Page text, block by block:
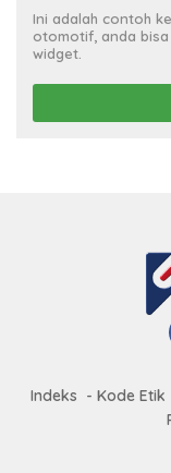
Ini adalah contoh
otomotif, anda bisa
widget.
Indeks Kode Etik